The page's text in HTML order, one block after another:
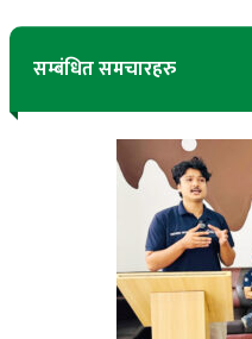
सम्बंधित समचारहरु